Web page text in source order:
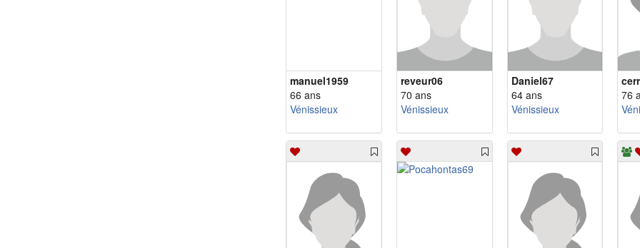
manuel1959
66 ans
Vénissieux
reveur06
70 ans
Vénissieux
Daniel67
64 ans
Vénissieux
76